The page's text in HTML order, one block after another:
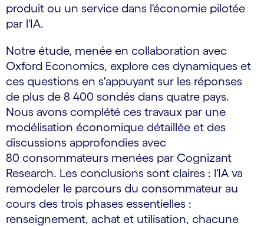
produit ou un service dans l'économie pilotée
par l'IA.
Notre étude, menée en collaboration avec
Oxford Economics, explore ces dynamiques et
ces questions en s'appuyant sur les réponses
de plus de 8 400 sondés dans quatre pays.
Nous avons complété ces travaux par une
modélisation économique détaillée et des
discussions approfondies avec
80 consommateurs menées par Cognizant
Research. Les conclusions sont claires : l'IA va
remodeler le parcours du consommateur au
cours des trois phases essentielles :
renseignement, achat et utilisation, chacune